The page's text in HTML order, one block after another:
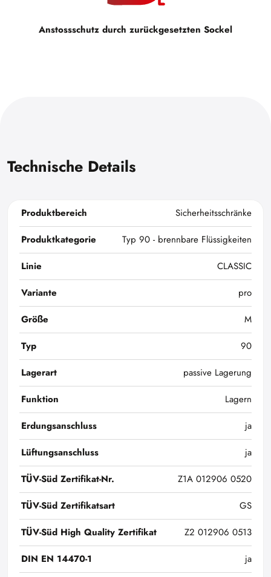
Anstossschutz durch zurückgesetzten Sockel
Technische Details
Produktbereich
Sicherheitsschränke
Produktkategorie
Typ 90 - brennbare Flüssigkeiten
Linie
CLASSIC
Variante
pro
Größe
M
Typ
90
Lagerart
passive Lagerung
Funktion
Lagern
Erdungsanschluss
ja
Lüftungsanschluss
ja
TÜV-Süd Zertifikat-Nr.
Z1A 012906 0520
TÜV-Süd Zertifikatsart
GS
TÜV-Süd High Quality Zertifikat
Z2 012906 0513
DIN EN 14470-1
ja